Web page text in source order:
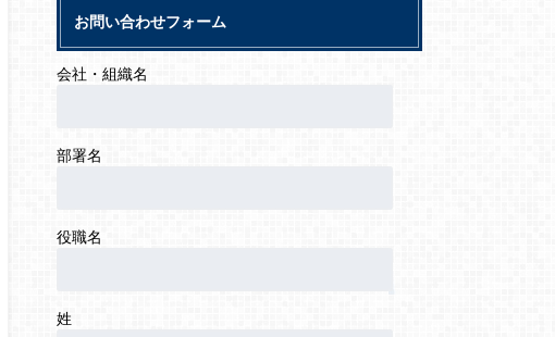
お問い合わせフォーム
会社・組織名
部署名
役職名
姓